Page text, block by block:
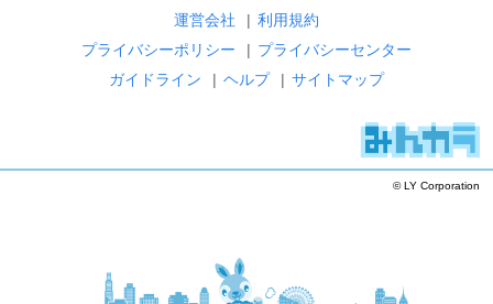
運営会社 | 利用規約
プライバシーポリシー
| プライバシーセンター
ガイドライン
| ヘルプ | サイトマップ
© LY Corporation